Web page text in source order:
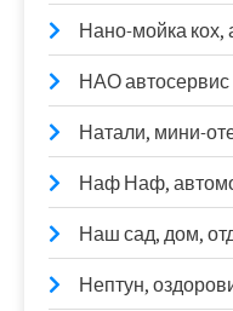
Нано-мойка кох,
НАО автосервис
Натали, мини-
Наф Наф,
Наш сад, дом,
Нептун,